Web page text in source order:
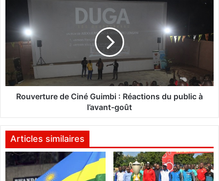
e
s
o
t
u
r
e
u
r
e
C
n
é
G
Rouverture de Ciné Guimbi : Réactions du public à
l’avant-goût
Articles similaires